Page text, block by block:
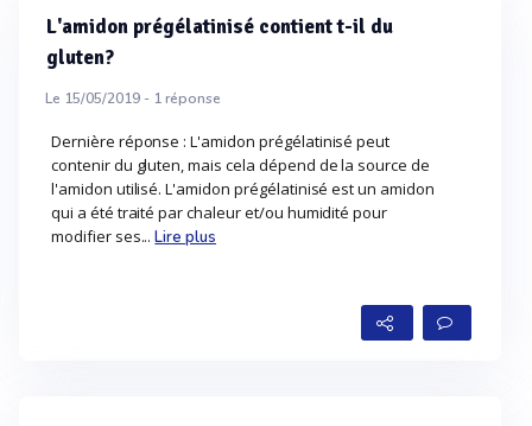
L'amidon prégélatinisé contient t-il du
gluten?
Le 15/05/2019 - 1réponse
Dernière réponse : L'amidon prégélatinisé peut
contenir du gluten, mais cela dépend de la source de
l'amidon utilisé. L'amidon prégélatinisé est un amidon
qui a été traité par chaleur et/ou humidité pour
modifier ses...Lire plus